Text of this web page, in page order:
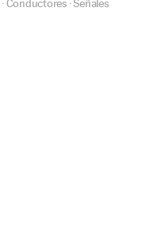
·Conductores ·Señales